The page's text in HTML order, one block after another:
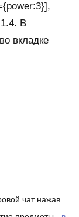
В
вкладке
чат нажав